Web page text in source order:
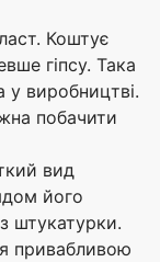
Коштує
гіпсу. Така
у виробництві.
побачити
вид
його
штукатурки.
привабливою